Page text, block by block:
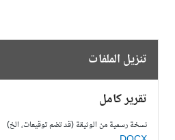
تنزيل الملفات
تقرير كامل
نسخة رسمية من الوثيقة (قد تضم توقيعات، الخ)